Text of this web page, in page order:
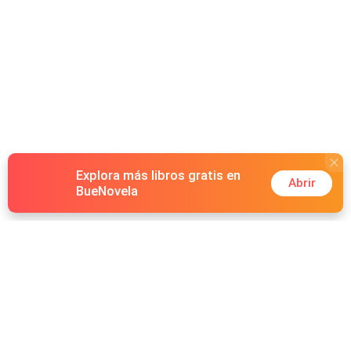
Explora más libros gratis en
BueNovela
Abrir